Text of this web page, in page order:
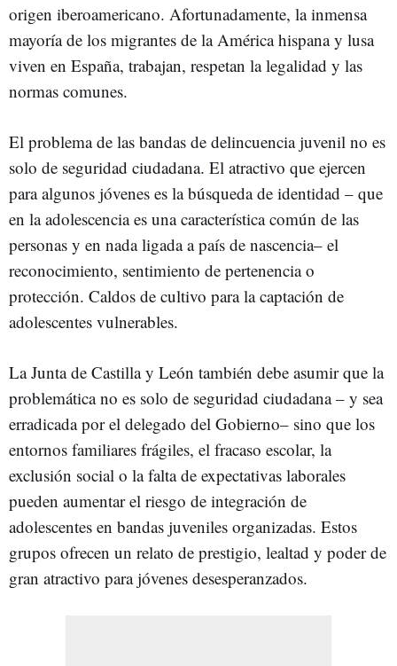
origen iberoamericano. Afortunadamente, la inmensa
mayoría de los migrantes de la América hispana y lusa
viven en España, trabajan, respetan la legalidad y las
normas comunes.
El problema de las bandas de delincuencia juvenil no es
solo de seguridad ciudadana. El atractivo que ejercen
para algunos jóvenes es la búsqueda de identidad – que
en la adolescencia es una característica común de las
personas y en nada ligada a país de nascencia– el
reconocimiento, sentimiento de pertenencia o
protección. Caldos de cultivo para la captación de
adolescentes vulnerables.
La Junta de Castilla y León también debe asumir que la
problemática no es solo de seguridad ciudadana – y sea
erradicada por el delegado del Gobierno– sino que los
entornos familiares frágiles, el fracaso escolar, la
exclusión social o la falta de expectativas laborales
pueden aumentar el riesgo de integración de
adolescentes en bandas juveniles organizadas. Estos
grupos ofrecen un relato de prestigio, lealtad y poder de
gran atractivo para jóvenes desesperanzados.